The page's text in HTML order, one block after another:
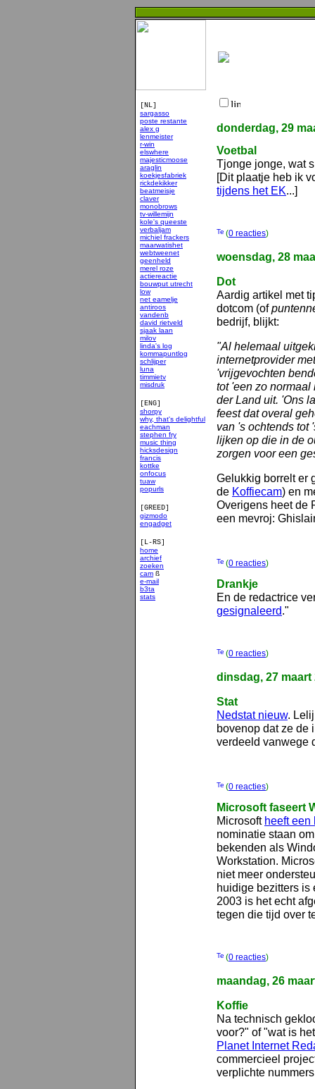
[NL]
sargasso
poste restante
alex g
lenmeister
r-win
elswhere
majesticmoose
araglin
koekjesfabriek
rickdekikker
beatmeisje
claver
monobrows
tv-willemijn
kole's queeste
verbaljam
michiel frackers
maarwatishet
webtweenet
geenheld
merel roze
actiereactie
bouwput utrecht
low
net eamelje
antiroos
vandenb
david rietveld
sjaak laan
milov
linda's log
kommapuntlog
schlijper
luna
timmietv
misdruk
[ENG]
shorpy
why, that's delightful
eachman
stephen fry
music thing
hicksdesign
francis
kottke
onfocus
tuaw
popurls
[GREED]
gizmodo
engadget
[L-RS]
home
archief
zoeken
cam ß
e-mail
b3ta
stats
donderdag, 29
Voetbal
Tjonge jonge, wat
[Dit plaatje heb ik
tijdens het EK...]
(0 reacties)
woensdag, 28
Dot
Aardig artikel met
dotcom (of
bedrijf, blijkt:
"Al helemaal
internetprovider
'vrijgevochten
tot 'een zo
der Land uit. 'Ons
feest dat overal
van 's ochtends tot
lijken op die in de
zorgen voor een
Gelukkig borrelt er
de Koffiecam) en
Overigens heet de
een mevroj:
(0 reacties)
Drankje
En de redactrice
gesignaleerd."
(0 reacties)
dinsdag, 27 maart
Stat
Nedstat nieuw.
bovenop dat ze de
verdeeld vanwege
(0 reacties)
Microsoft faseert
Microsoft heeft een
nominatie staan
bekenden als
Workstation.
niet meer
huidige bezitters is
2003 is het echt
tegen die tijd over
(0 reacties)
maandag, 26
Koffie
Na technisch
voor?" of "wat is
Planet Internet
commercieel
verplichte